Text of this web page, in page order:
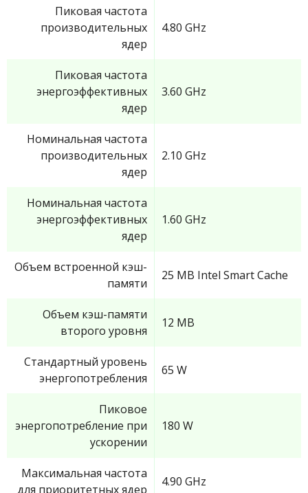
Пиковая частота
производительных
ядер
4.80 GHz
Пиковая частота
энергоэффективных
ядер
3.60 GHz
Номинальная частота
производительных
ядер
2.10 GHz
Номинальная частота
энергоэффективных
ядер
1.60 GHz
Объем встроенной кэш-
памяти
25 MB Intel Smart Cache
Объем кэш-памяти
второго уровня
12 MB
Стандартный уровень
энергопотребления
65 W
Пиковое
энергопотребление при
ускорении
180 W
Максимальная частота
для приоритетных ядер
4.90 GHz